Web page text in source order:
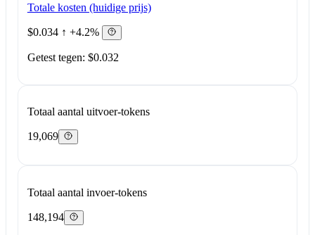
Totale kosten (huidige prijs)
$0.034 ↑ +4.2%
Getest tegen: $0.032
Totaal aantal uitvoer-tokens
19,069
Totaal aantal invoer-tokens
148,194